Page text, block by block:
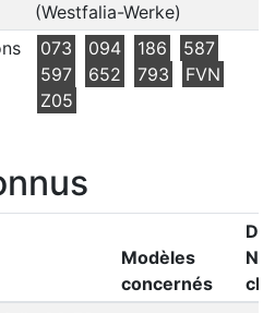
(Westfalia-Werke)
073 094 186
587
597
652 793
FVN
Z05
Modèles
concernés
N°